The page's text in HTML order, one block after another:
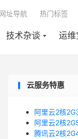
技术杂谈 运维
网址导航 热门标签
云服务特惠
阿里云2核
阿里云2核
腾讯云2核